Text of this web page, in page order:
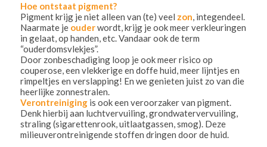
Hoe ontstaat pigment?
Pigment krijg je niet alleen van (te) veel zon, integendeel.
Naarmate je ouderwordt, krijg je ook meer verkleuringen
in gelaat, op handen, etc. Vandaar ook de term
“ouderdomsvlekjes”.
Door zonbeschadiging loop je ook meer risico op
couperose, een vlekkerige en doffe huid, meer lijntjes en
rimpeltjes en verslapping! En we genieten juist zo van die
heerlijke zonnestralen.
Verontreiniging is ook een veroorzaker van pigment.
Denk hierbij aan luchtvervuiling, grondwatervervuiling,
straling (sigarettenrook, uitlaatgassen, smog). Deze
milieuverontreinigende stoffen dringen door de huid.